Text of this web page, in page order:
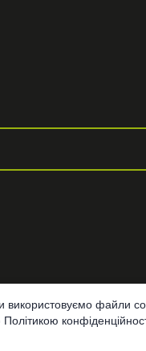
використовуємо файли